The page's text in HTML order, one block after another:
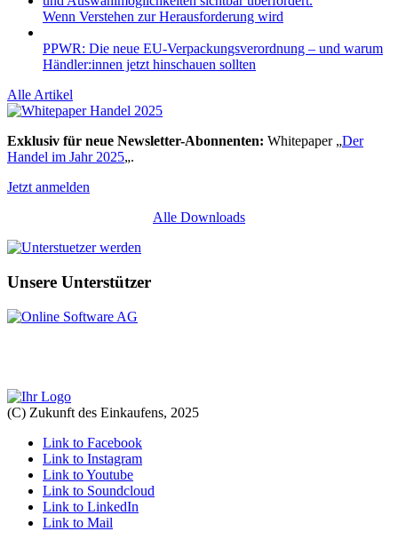
Wenn Verstehen zur Herausforderung wird
PPWR: Die neue EU-Verpackungsverordnung – und warum
Händler:innen jetzt hinschauen sollten
Alle Artikel
Exklusiv für neue Newsletter-Abonnenten: Whitepaper „Der
Handel im Jahr 2025„.
Jetzt anmelden
Alle Downloads
Unsere Unterstützer
(C) Zukunft des Einkaufens, 2025
Link to Facebook
Link to Instagram
Link to Youtube
Link to Soundcloud
Link to LinkedIn
Link to Mail